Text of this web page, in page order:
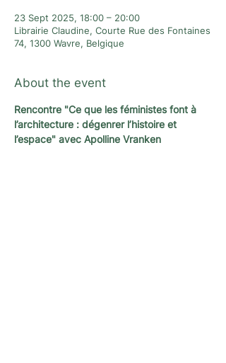
23 Sept 2025, 18:00 – 20:00
Librairie Claudine, Courte Rue des Fontaines
74, 1300 Wavre, Belgique
About the event
Rencontre "Ce que les féministes font à
l’architecture : dégenrer l’histoire et
l’espace" avec Apolline Vranken